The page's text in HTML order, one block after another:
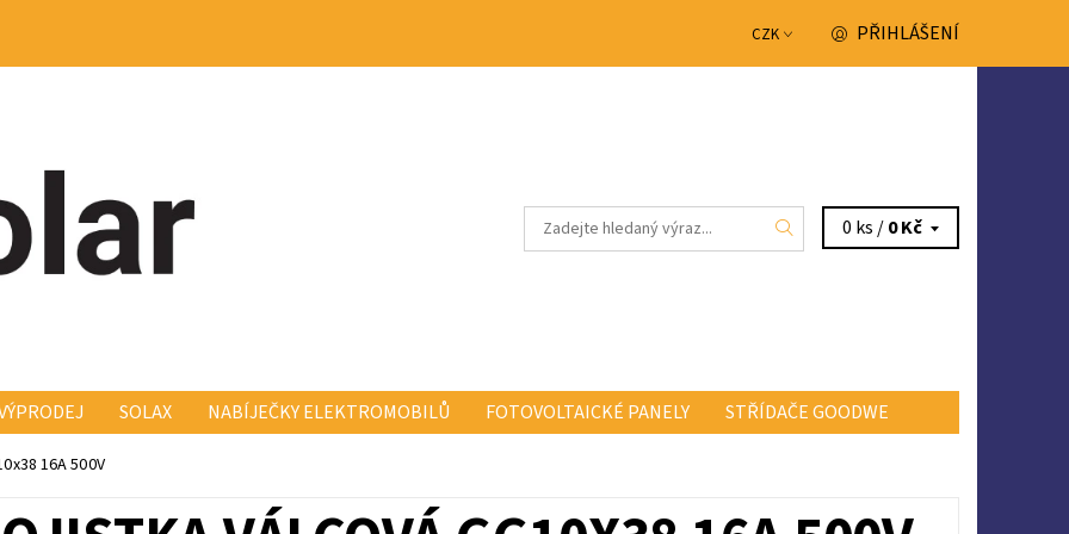
CZK PŘIHLÁŠENÍ
0 ks /0 Kč
SOLAX NABÍJEČKY ELEKTROMOBILŮ FOTOVOLTAICKÉ PANELY
STŘÍDAČE GOODWE
KONSTRUKCE FISCHER FISCH
16A 500V